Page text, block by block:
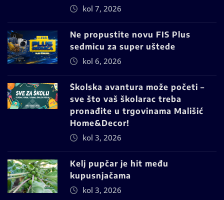
kol 7, 2026
Ne propustite novu FIS Plus
sedmicu za super uštede
kol 6, 2026
Školska avantura može početi –
sve što vaš školarac treba
pronađite u trgovinama Mališić
Home&Decor!
kol 3, 2026
Kelj pupčar je hit među
kupusnjačama
kol 3, 2026